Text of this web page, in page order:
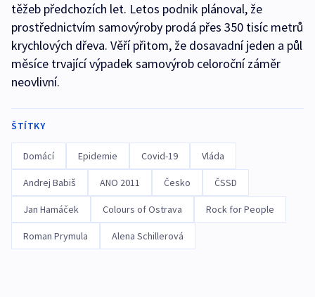
těžeb předchozích let. Letos podnik plánoval, že
prostřednictvím samovýroby prodá přes 350 tisíc metrů
krychlových dřeva. Věří přitom, že dosavadní jeden a půl
měsíce trvající výpadek samovýrob celoroční záměr
neovlivní.
ŠTÍTKY
Domácí Epidemie Covid-19 Vláda
Andrej Babiš ANO 2011 Česko ČSSD
Jan Hamáček Colours of Ostrava Rock for People
Roman Prymula Alena Schillerová